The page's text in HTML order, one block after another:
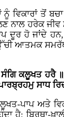
ਵਿਕਾਰਾਂ ਤੋਂ
ਹਰੇਕ ਜੀਵ
ਦੂਰ ਹੋ ਜਾਂਦੇ
ਆਤਮਕ
ਕਲੂਖਤ ਹਰੈ
ਸਾਧ
ਪਾਪ ਅਤੇ
ਹੈ; ਬਿਰਥਾ-